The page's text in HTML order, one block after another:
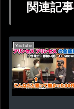
関連記事
YouTube